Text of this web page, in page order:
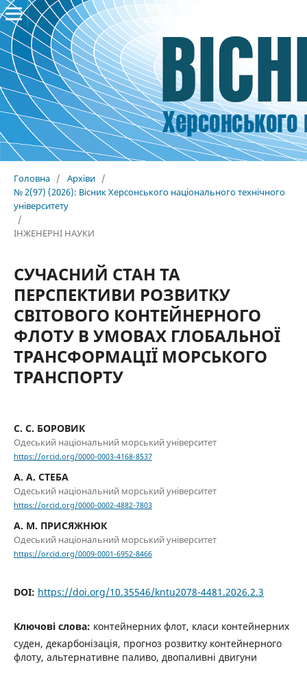
Головна / Архіви /
№ 2(97) (2026): Вісник Херсонського національного технічного
університету
/
ІНЖЕНЕРНІ НАУКИ
СУЧАСНИЙ СТАН ТА
ПЕРСПЕКТИВИ РОЗВИТКУ
СВІТОВОГО КОНТЕЙНЕРНОГО
ФЛОТУ В УМОВАХ ГЛОБАЛЬНОЇ
ТРАНСФОРМАЦІЇ МОРСЬКОГО
ТРАНСПОРТУ
С. С. БОРОВИК
Одеський національний морський університет
https://orcid.org/0000-0003-4168-8537
А. А. СТЕБА
Одеський національний морський університет
https://orcid.org/0000-0002-4882-7803
А. М. ПРИСЯЖНЮК
Одеський національний морський університет
https://orcid.org/0009-0001-6952-8466
DOI: https://doi.org/10.35546/kntu2078-4481.2026.2.3
Ключові слова: контейнерних флот, класи контейнерних
суден, декарбонізація, прогноз розвитку контейнерного
флоту, альтернативне паливо, двопаливні двигуни